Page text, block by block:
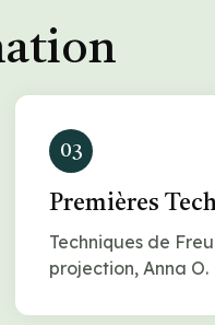
03
Premières
Techniques de
projection, Anna O.